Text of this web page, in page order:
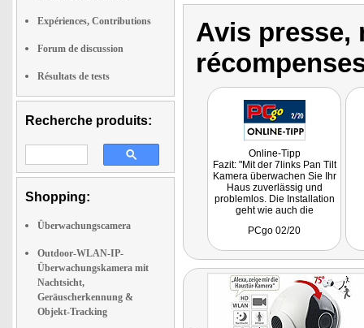
Expériences, Contributions
Forum de discussion
Résultats de tests
Recherche produits:
Shopping:
Überwachungscamera
Outdoor-WLAN-IP-
Überwachungskamera mit
Nachtsicht,
Geräuscherkennung &
Objekt-Tracking
Avis presse,
Online-Tipp
Fazit: "Mit der 7links Pan Tilt
Kamera überwachen Sie Ihr
Haus zuverlässig und
problemlos. Die Installation
geht wie auch die
der Hand."
PCgo 02/20